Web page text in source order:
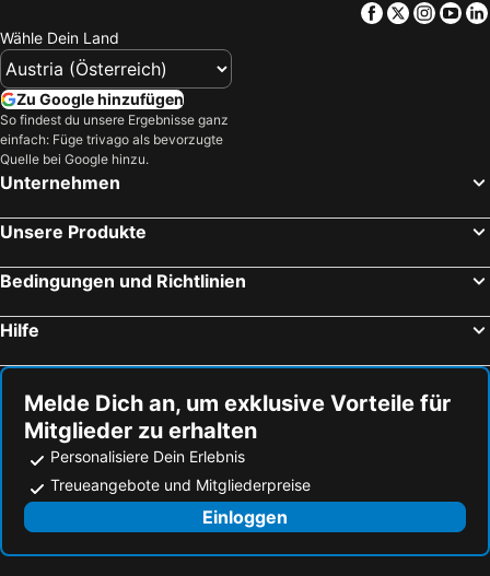
Facebook
Twitter
Wähle Dein Land
Zu Google hinzufügen
So findest du unsere Ergebnisse ganz
einfach: Füge trivago als bevorzugte
Quelle bei Google hinzu.
Unternehmen
Unsere Produkte
Bedingungen und Richtlinien
Hilfe
Melde Dich an, um exklusive Vorteile für
Mitglieder zu erhalten
Personalisiere Dein Erlebnis
Treueangebote und Mitgliederpreise
Einloggen